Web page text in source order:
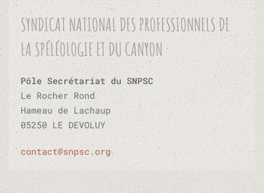
SYNDICAT NATIONAL DES PROFESSIONNELS DE
LA SPÉLÉOLOGIE ET DU CANYON
Pôle Secrétariat du SNPSC
Le Rocher Rond
Hameau de Lachaup
05250 LE DEVOLUY
contact@snpsc.org